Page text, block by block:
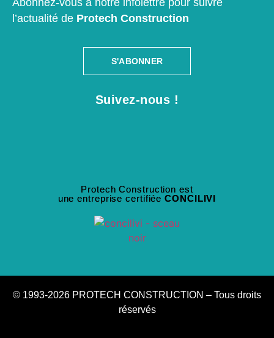
l’actualité de Protech Construction
S'ABONNER
Suivez-nous !
Protech Construction est
une entreprise certifiéeCONCILIVI
© 1993-2026 PROTECH CONSTRUCTION – Tous droits
réservés